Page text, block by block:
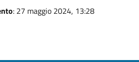
: 27 maggio 2024, 13:28